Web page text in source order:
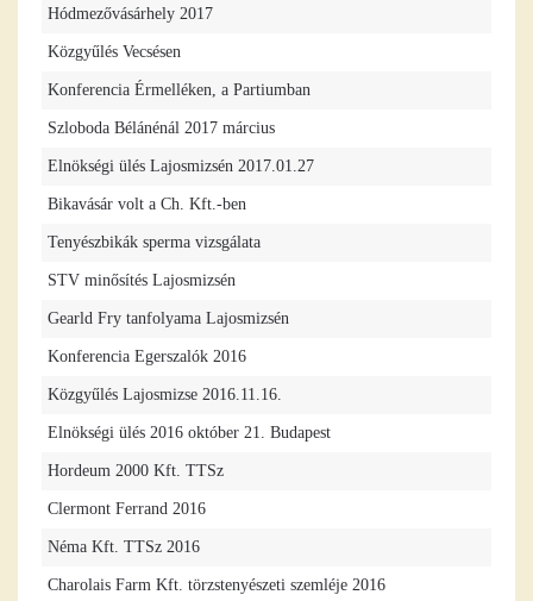
Hódmezővásárhely 2017
Közgyűlés Vecsésen
Konferencia Érmelléken, a Partiumban
Szloboda Bélánénál 2017 március
Elnökségi ülés Lajosmizsén 2017.01.27
Bikavásár volt a Ch. Kft.-ben
Tenyészbikák sperma vizsgálata
STV minősítés Lajosmizsén
Gearld Fry tanfolyama Lajosmizsén
Konferencia Egerszalók 2016
Közgyűlés Lajosmizse 2016.11.16.
Elnökségi ülés 2016 október 21. Budapest
Hordeum 2000 Kft. TTSz
Clermont Ferrand 2016
Néma Kft. TTSz 2016
Charolais Farm Kft. törzstenyészeti szemléje 2016